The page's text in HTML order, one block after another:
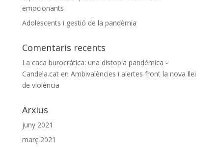
emocionants
Adolescents i gestió de la pandèmia
Comentaris recents
La caca burocrática: una distopía pandémica -
Candela.caten Ambivalències i alertes front la nova llei
de violència
Arxius
juny 2021
març 2021